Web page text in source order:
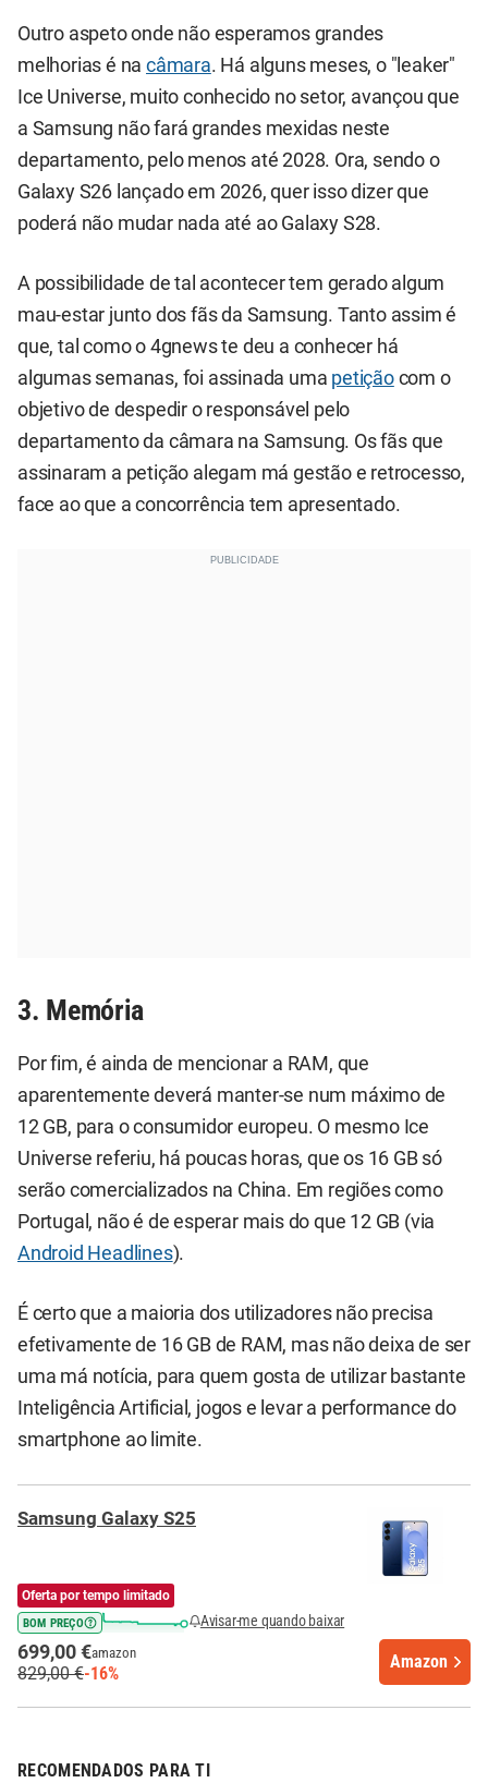
Outro aspeto onde não esperamos grandes
melhorias é nacâmara. Há alguns meses, o "leaker"
Ice Universe, muito conhecido no setor, avançou que
a Samsung não fará grandes mexidas neste
departamento, pelo menos até 2028. Ora, sendo o
Galaxy S26 lançado em 2026, quer isso dizer que
poderá não mudar nada até ao Galaxy S28.
A possibilidade de tal acontecer tem gerado algum
mau-estar junto dos fãs da Samsung. Tanto assim é
que, tal como o 4gnews te deu a conhecer há
algumas semanas, foi assinada uma petiçãocom o
objetivo de despedir o responsável pelo
departamento da câmara na Samsung. Os fãs que
assinaram a petição alegam má gestão e retrocesso,
face ao que a concorrência tem apresentado.
3. Memória
Por fim, é ainda de mencionar a RAM, que
aparentemente deverá manter-se num máximo de
12 GB, para o consumidor europeu. O mesmo Ice
Universe referiu, há poucas horas, que os 16 GB só
serão comercializados na China. Em regiões como
Portugal, não é de esperar mais do que 12 GB (via
Android Headlines).
É certo que a maioria dos utilizadores não precisa
efetivamente de 16 GB de RAM, mas não deixa de ser
uma má notícia, para quem gosta de utilizar bastante
Inteligência Artificial, jogos e levar a performance do
smartphone ao limite.
Samsung Galaxy S25
Oferta por tempo limitado
BOM PREÇO Avisar-me quando baixar
699,00 €amazon
829,00 €-16%
Amazon
RECOMENDADOS PARA TI